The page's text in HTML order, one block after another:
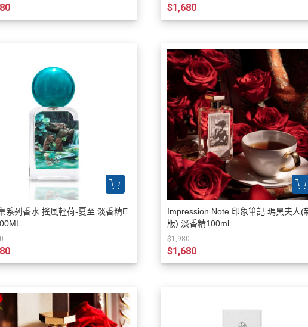
$1,680
系列香水 搖風輕荷-夏至 淡香精E
Impression Note 印象筆記 瑪黑夫人(
版) 淡香精100ml
$1,980
$1,680